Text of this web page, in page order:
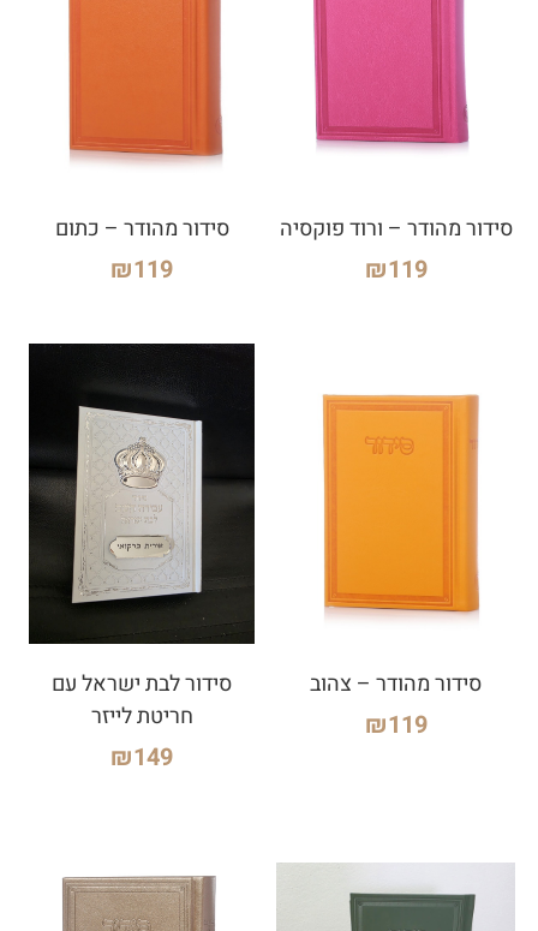
סידור מהודר – ורוד פוקסיה
₪119
סידור מהודר – כתום
₪119
סידור מהודר – צהוב
₪119
סידור לבת ישראל עם
חריטת לייזר
₪149